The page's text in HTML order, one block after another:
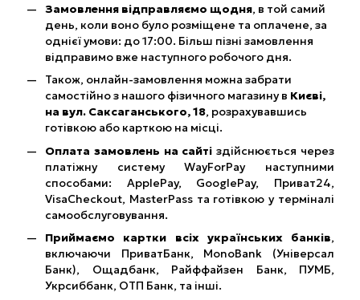
Замовлення відправляємо щодня, в той самий
день, коли воно було розміщене та оплачене, за
однієї умови: до 17:00. Більш пізні замовлення
відправимо вже наступного робочого дня.
Також, онлайн-замовлення можна забрати
самостійно з нашого фізичного магазину в Києві,
на вул. Саксаганського, 18, розрахувавшись
готівкою або карткою на місці.
Оплата замовлень на сайтіздійснюється через
платіжну систему WayForPay наступними
способами: ApplePay, GooglePay, Приват24,
VisaCheckout, MasterPass та готівкою у терміналі
самообслуговування.
Приймаємо картки всіх українських банків,
включаючи ПриватБанк, MonoBank (Універсал
Банк), Ощадбанк, Райффайзен Банк, ПУМБ,
Укрсиббанк, ОТП Банк, та інші.